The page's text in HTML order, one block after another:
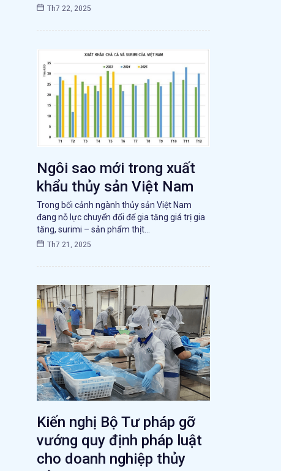
Th7 22, 2025
Ngôi sao mới trong xuất
khẩu thủy sản Việt Nam
Trong bối cảnh ngành thủy sản Việt Nam
đang nỗ lực chuyển đổi để gia tăng giá trị gia
tăng, surimi – sản phẩm thịt…
Th7 21, 2025
Kiến nghị Bộ Tư pháp gỡ
vướng quy định pháp luật
cho doanh nghiệp thủy